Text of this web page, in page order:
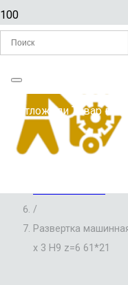
Вы отложилиТоварв
Главная
/
РАЗВЕРТКИ ПО
/
Развертка
х 3 Н9 z=6 61*21